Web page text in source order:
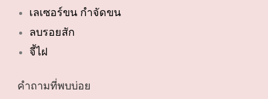
เลเซอร์ขน กำจัดขน
ลบรอยสัก
จี้ไฝ
คำถามที่พบบ่อย